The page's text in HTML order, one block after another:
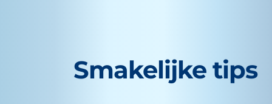
Smakelijke tips